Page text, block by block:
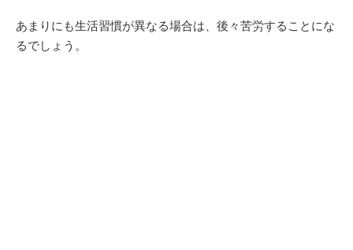
あまりにも生活習慣が異なる場合は、後々苦労することにな
るでしょう。